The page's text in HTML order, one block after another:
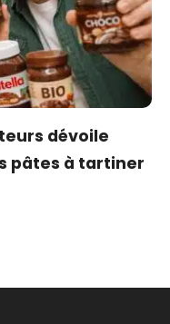
dévoile
pâtes à tartiner